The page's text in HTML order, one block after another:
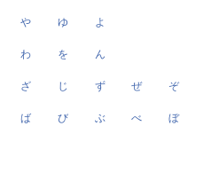
や ゆ よ
わ を ん
ざ じ ず ぜ ぞ
ば び ぶ べ ぼ